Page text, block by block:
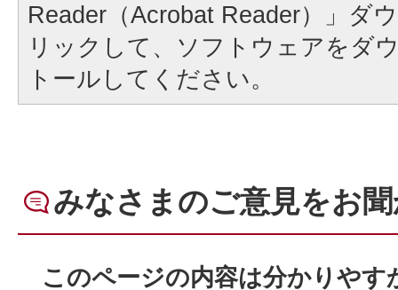
Reader（Acrobat Reader）」ダ
リックして、ソフトウェアをダ
トールしてください。
みなさまのご意見をお
このページの内容は分かりやす